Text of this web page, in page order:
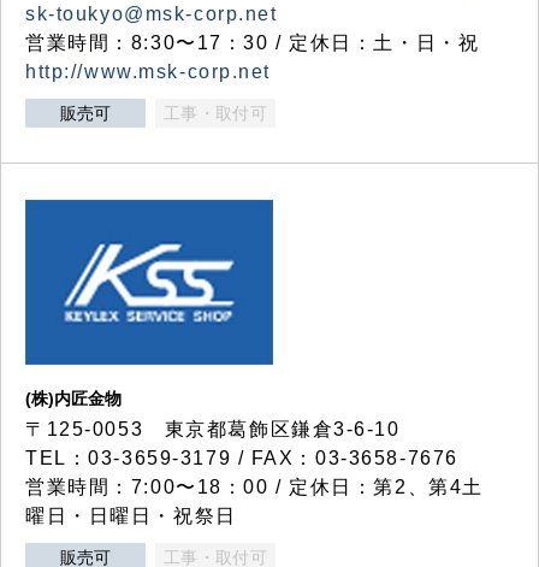
sk-toukyo@msk-corp.net
営業時間：8:30〜17：30 / 定休日：土・日・祝
http://www.msk-corp.net
販売可 工事・取付可
(株)内匠金物
〒125-0053 東京都葛飾区鎌倉3-6-10
TEL：03-3659-3179 / FAX：03-3658-7676
営業時間：7:00〜18：00 / 定休日：第2、第4土
曜日・日曜日・祝祭日
販売可 工事・取付可